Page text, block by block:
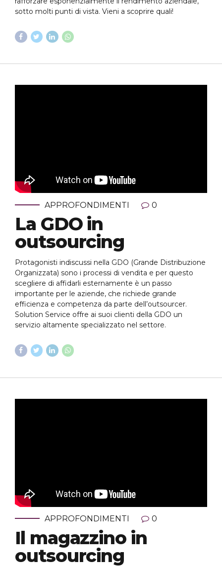
sotto molti punti di vista. Vieni a scoprire quali!
APPROFONDIMENTI 0
La GDO in
outsourcing
Protagonisti indiscussi nella GDO (Grande Distribuzione
Organizzata) sono i processi di vendita e per questo
scegliere di affidarli esternamente è un passo
importante per le aziende, che richiede grande
efficienza e competenza da parte dell’outsourcer.
Solution Service offre ai suoi clienti della GDO un
servizio altamente specializzato nel settore.
APPROFONDIMENTI 0
Il magazzino in
outsourcing